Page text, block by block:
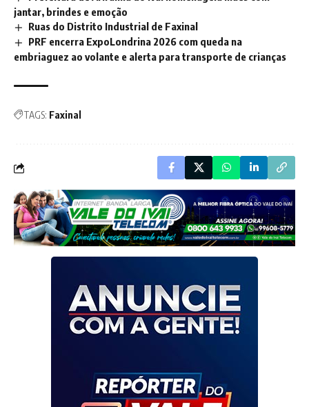
jantar, brindes e emoção
Ruas do Distrito Industrial de Faxinal
PRF encerra ExpoLondrina 2026 com queda na
embriaguez ao volante e alerta para transporte de crianças
TAGS: Faxinal